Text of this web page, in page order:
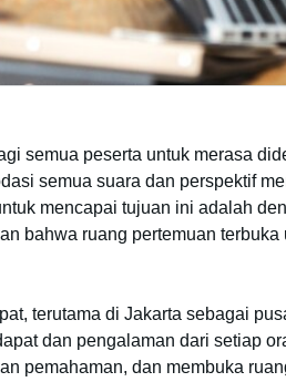
semua peserta untuk merasa
semua suara dan perspektif
mencapai tujuan ini adalah
bahwa ruang pertemuan
terutama di Jakarta sebagai
dan pengalaman dari setiap
pemahaman, dan membuka